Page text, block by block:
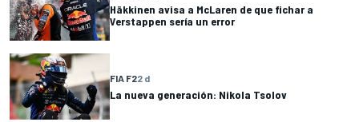
Häkkinen avisa a McLaren de que fichar a
Verstappen sería un error
FIA F22 d
La nueva generación: Nikola Tsolov